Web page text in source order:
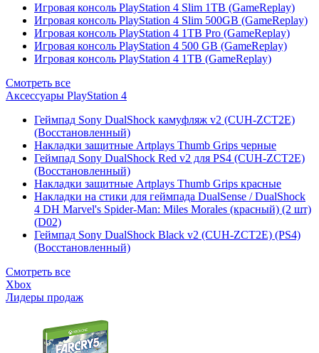
Игровая консоль PlayStation 4 Slim 1TB (GameReplay)
Игровая консоль PlayStation 4 Slim 500GB (GameReplay)
Игровая консоль PlayStation 4 1TB Pro (GameReplay)
Игровая консоль PlayStation 4 500 GB (GameReplay)
Игровая консоль PlayStation 4 1TB (GameReplay)
Смотреть все
Аксессуары PlayStation 4
Геймпад Sony DualShock камуфляж v2 (CUH-ZCT2E)
(Восстановленный)
Накладки защитные Artplays Thumb Grips черные
Геймпад Sony DualShock Red v2 для PS4 (CUH-ZCT2E)
(Восстановленный)
Накладки защитные Artplays Thumb Grips красные
Накладки на стики для геймпада DualSense / DualShock
4 DH Marvel's Spider-Man: Miles Morales (красный) (2 шт)
(D02)
Геймпад Sony DualShock Black v2 (CUH-ZCT2E) (PS4)
(Восстановленный)
Смотреть все
Xbox
Лидеры продаж